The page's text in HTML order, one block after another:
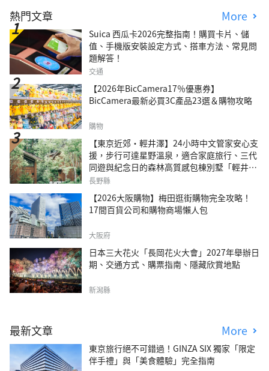
熱門文章 More
Suica 西瓜卡2026完整指南！購買卡片、儲
值、手機版安裝設定方式、搭車方法、常見問
題解答！
交通
【2026年BicCamera17％優惠券】
BicCamera最新必買3C產品23選＆購物攻略
購物
【東京近郊・輕井澤】24小時中文管家安心支
援，步行可達星野溫泉，適合家庭旅行、三代
同遊與紀念日的森林高質感包棟別墅「輕井澤
森四季VILLA」
長野縣
【2026大阪購物】梅田逛街購物完全攻略！
17間百貨公司和購物商場懶人包
大阪府
日本三大花火「長岡花火大會」2027年舉辦日
期、交通方式、購票指南、隱藏欣賞地點
新潟縣
最新文章 More
東京旅行絕不可錯過！GINZA SIX 獨家「限定
伴手禮」與「美食體驗」完全指南